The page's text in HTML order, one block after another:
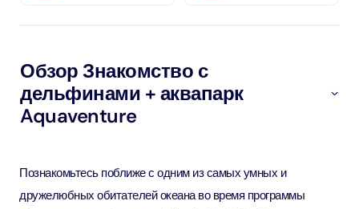
Обзор Знакомство с
дельфинами + аквапарк
Aquaventure
Познакомьтесь поближе с одним из самых умных и
дружелюбных обитателей океана во время программы